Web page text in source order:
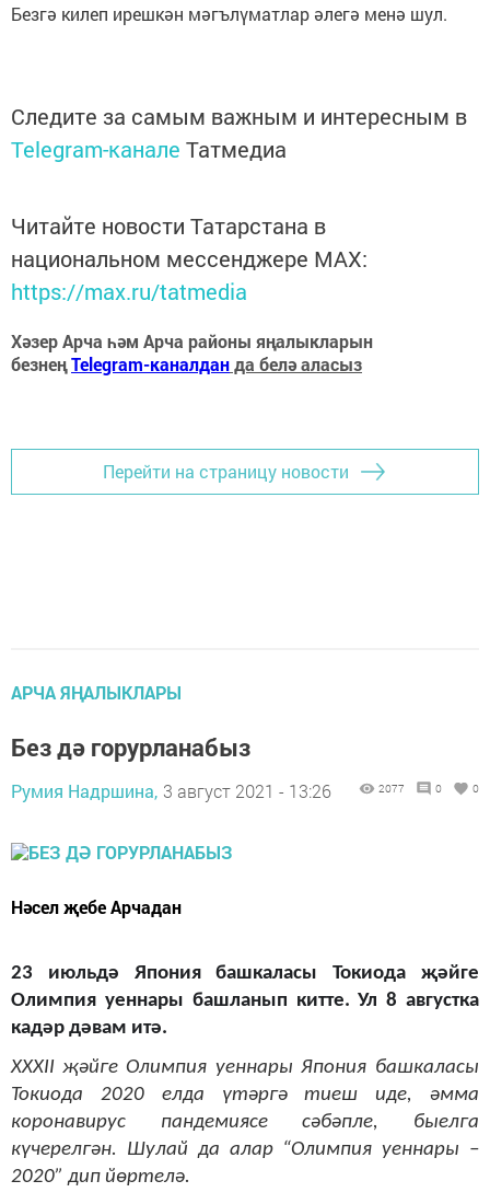
Безгә килеп ирешкән мәгълүматлар әлегә менә шул.
Следите за самым важным и интересным в
Telegram-канале Татмедиа
Читайте новости Татарстана в
национальном мессенджере MАХ:
https://max.ru/tatmedia
Хәзер Арча һәм Арча районы яңалыкларын
безнеңTelegram-каналданда белә аласыз
Перейти на страницу новости
АРЧА ЯҢАЛЫКЛАРЫ
Без дә горурланабыз
Румия Надршина, 3 август 2021 - 13:26 2077 0 0
Нәсел җебе Арчадан
23 июльдә Япония башкаласы Токиода җәйге
Олимпия уеннары башланып китте.Ул 8 августка
кадәр дәвам итә.
XXXII җәйге Олимпия уеннары Япония башкаласы
Токиода 2020елда үтәргә тиеш иде,әмма
коронавирус пандемиясе сәбәпле, быелга
күчерелгән. Шулай да алар “Олимпия уеннары –
2020” дип йөртелә.